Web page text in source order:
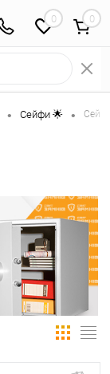
0
• Сейфи 🌟 •